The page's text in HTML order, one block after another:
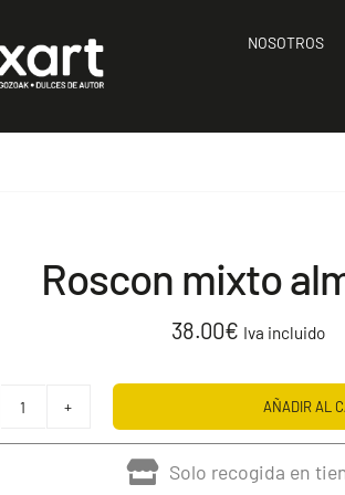
NOSOTROS
Roscon mixto
38.00€ Iva incluido
Roscon
mixto
AÑADIR AL
Solo recogida en